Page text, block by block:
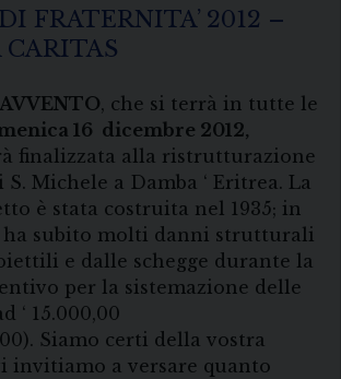
FRATERNITA’ 2012 –
CARITAS
, che si terrà in tutte le
16 dicembre 2012,
finalizzata alla ristrutturazione
Michele a Damba ‘ Eritrea. La
è stata costruita nel 1935; in
ha subito molti danni strutturali
e dalle schegge durante la
per la sistemazione delle
‘ 15.000,00
Siamo certi della vostra
invitiamo a versare quanto